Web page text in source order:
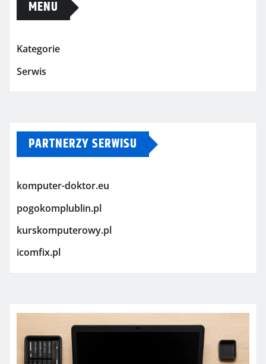
MENU
Kategorie
Serwis
PARTNERZY SERWISU
komputer-doktor.eu
pogokomplublin.pl
kurskomputerowy.pl
icomfix.pl